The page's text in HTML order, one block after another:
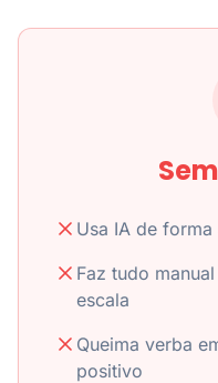
Usa IA de
Faz tudo
escala
Queima verba
positivo